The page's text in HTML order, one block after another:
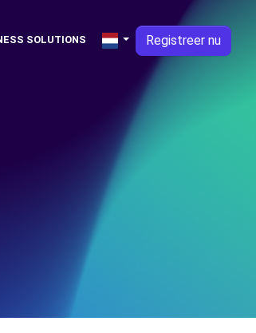
SOLUTIONS Registreer nu